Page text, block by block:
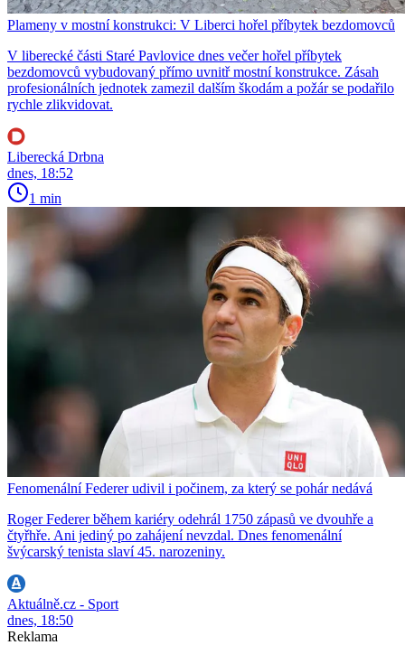
Plameny v mostní konstrukci: V Liberci hořel příbytek bezdomovců
V liberecké části Staré Pavlovice dnes večer hořel příbytek
bezdomovců vybudovaný přímo uvnitř mostní konstrukce. Zásah
profesionálních jednotek zamezil dalším škodám a požár se podařilo
rychle zlikvidovat.
Liberecká Drbna
dnes, 18:52
1 min
Fenomenální Federer udivil i počinem, za který se pohár nedává
Roger Federer během kariéry odehrál 1750 zápasů ve dvouhře a
čtyřhře. Ani jediný po zahájení nevzdal. Dnes fenomenální
švýcarský tenista slaví 45. narozeniny.
Aktuálně.cz - Sport
dnes, 18:50
Reklama